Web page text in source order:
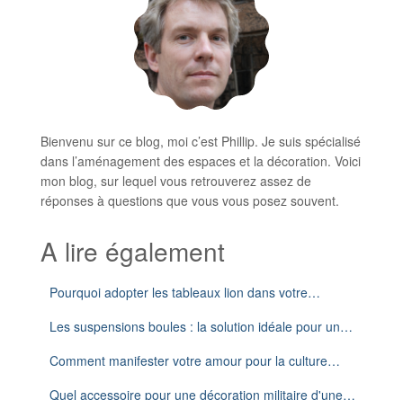
Bienvenu sur ce blog, moi c’est Phillip. Je suis spécialisé
dans l’aménagement des espaces et la décoration. Voici
mon blog, sur lequel vous retrouverez assez de
réponses à questions que vous vous posez souvent.
A lire également
Pourquoi adopter les tableaux lion dans votre…
Les suspensions boules : la solution idéale pour un…
Comment manifester votre amour pour la culture…
Quel accessoire pour une décoration militaire d'une…